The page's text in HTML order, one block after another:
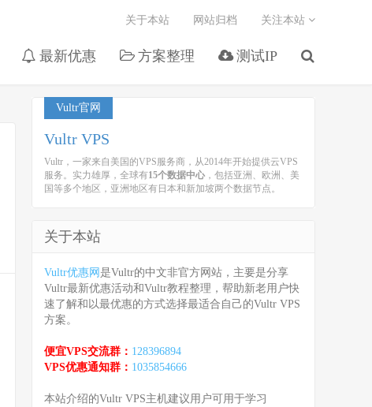
最新优惠 方案整理 测试IP
关于本站 网站归档 关注本站
Vultr官网
Vultr VPS
Vultr，一家来自美国的VPS服务商，从2014年开始提供云VPS
服务。实力雄厚，全球有15个数据中心 ，包括亚洲、欧洲、美
国等多个地区，亚洲地区有日本和新加坡两个数据节点。
关于本站
Vultr优惠网 是Vultr的中文非官方网站，主要是分享
Vultr最新优惠活动和Vultr教程整理，帮助新老用户快
速了解和以最优惠的方式选择最适合自己的Vultr VPS
方案。
便宜VPS交流群： 128396894
VPS优惠通知群： 1035854666
本站介绍的Vultr VPS主机建议用户可用于学习